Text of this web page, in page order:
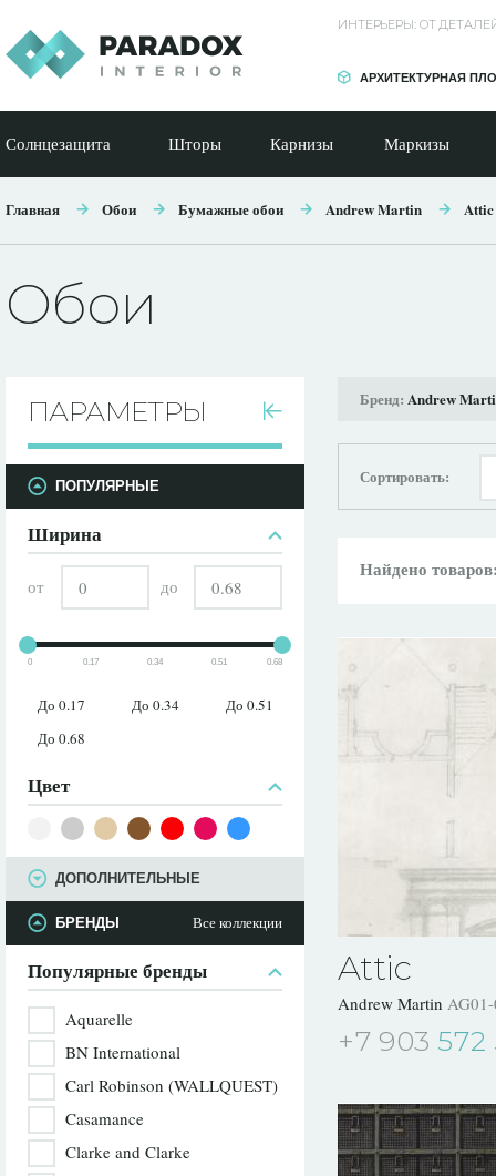
ИНТЕРЬЕРЫ: ОТ
АРХИТЕКТУРНАЯ
Солнцезащита Шторы Карнизы Маркизы
Главная Обои Бумажные обои Andrew Martin Attic
Обои
ПАРАМЕТРЫ
ПАРАМЕТРЫ
ПОПУЛЯРНЫЕ
Ширина
от до
0 0.17 0.34 0.51 0.68
До 0.17 До 0.34
До 0.51
До 0.68
Цвет
ДОПОЛНИТЕЛЬНЫЕ
БРЕНДЫ
Популярные бренды
Aquarelle
BN International
Carl Robinson (WALLQUEST)
Casamance
Clarke and Clarke
Все коллекции
Бренд: Andrew
Сортировать:
Найдено
Attic
Andrew Martin
+7 903 572